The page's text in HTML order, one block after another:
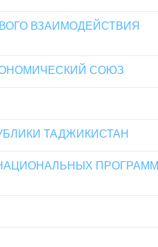
ВЗАИМОДЕЙСТВИЯ
СОЮЗ
ТАДЖИКИСТАН
ПРОГРАММ